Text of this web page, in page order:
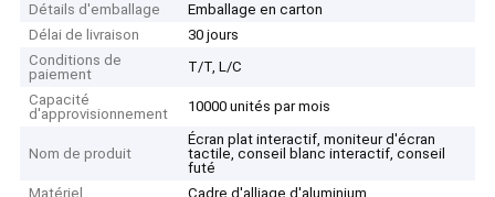
Détails d'emballage
Emballage en carton
Délai de livraison
30 jours
Conditions de
paiement
T/T, L/C
Capacité
d'approvisionnement
10000 unités par mois
Nom de produit
Écran plat interactif, moniteur d'écran
tactile, conseil blanc interactif, conseil
futé
Matériel
Cadre d'alliage d'aluminium